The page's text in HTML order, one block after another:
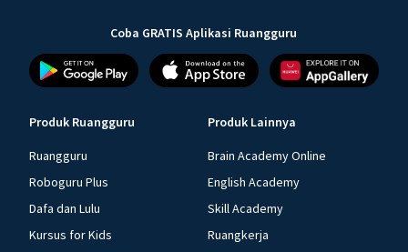
Coba GRATIS Aplikasi Ruangguru
Produk Ruangguru
Ruangguru
Roboguru Plus
Dafa dan Lulu
Kursus for Kids
Produk Lainnya
Brain Academy Online
English Academy
Skill Academy
Ruangkerja